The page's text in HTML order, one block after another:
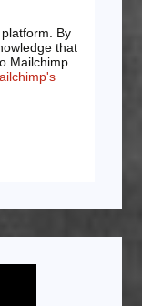
By
that
Mailchimp